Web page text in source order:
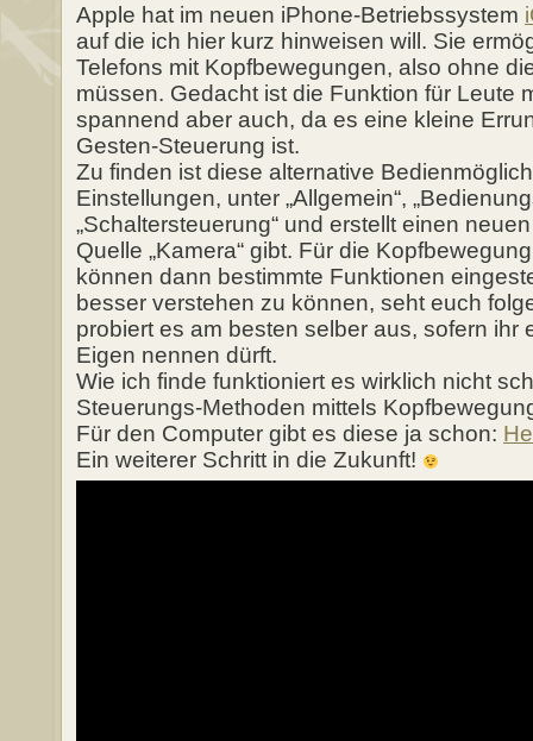
Apple hat im neuen iPhone-Betriebssystem
auf die ich hier kurz hinweisen will. Sie
Telefons mit Kopfbewegungen, also ohne
müssen. Gedacht ist die Funktion für Leute
spannend aber auch, da es eine kleine
Gesten-Steuerung ist.
Zu finden ist diese alternative
Einstellungen, unter „Allgemein“,
„Schaltersteuerung“ und erstellt einen
Quelle „Kamera“ gibt. Für die
können dann bestimmte Funktionen
besser verstehen zu können, seht euch
probiert es am besten selber aus, sofern ihr
Eigen nennen dürft.
Wie ich finde funktioniert es wirklich nicht
Steuerungs-Methoden mittels
Für den Computer gibt es diese ja schon:
Ein weiterer Schritt in die Zukunft!